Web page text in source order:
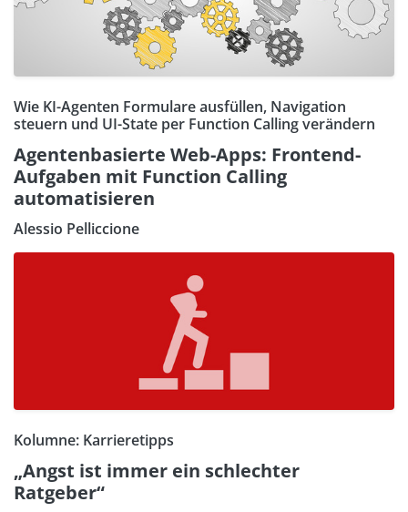
Wie KI-Agenten Formulare ausfüllen, Navigation
steuern und UI-State per Function Calling verändern
Agentenbasierte Web-Apps: Frontend-
Aufgaben mit Function Calling
automatisieren
Alessio Pelliccione
Kolumne: Karrieretipps
„Angst ist immer ein schlechter
Ratgeber“